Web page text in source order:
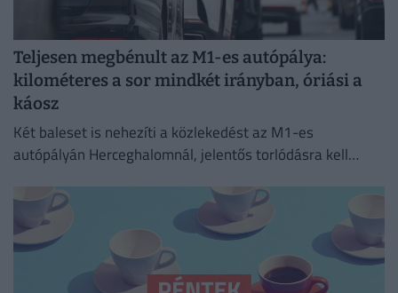
Teljesen megbénult az M1-es autópálya:
kilométeres a sor mindkét irányban, óriási a
káosz
Két baleset is nehezíti a közlekedést az M1-es
autópályán Herceghalomnál, jelentős torlódásra kell